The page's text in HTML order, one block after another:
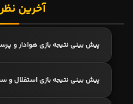
آخرین
پیش بینی نتیجه بازی هوادار و
پیش بینی نتیجه بازی استقلال و